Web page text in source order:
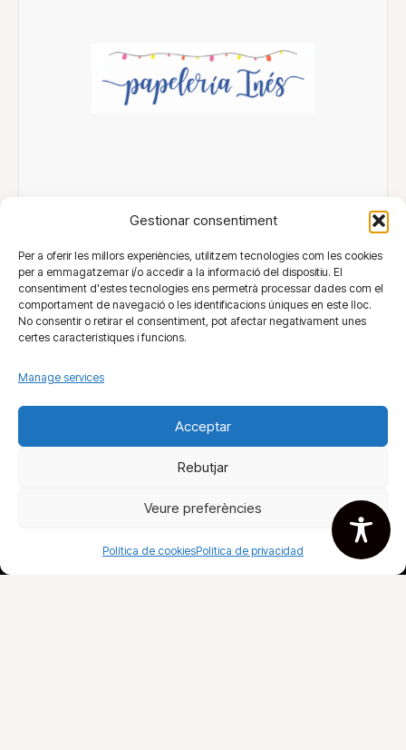
Gestionar consentiment
Per a oferir les millors experiències, utilitzem tecnologies com les cookies
per a emmagatzemar i/o accedir a la informació del dispositiu. El
consentiment d'estes tecnologies ens permetrà processar dades com el
comportament de navegació o les identificacions úniques en este lloc.
No consentir o retirar el consentiment, pot afectar negativament unes
certes característiques i funcions.
Manage services
Acceptar
Rebutjar
Veure preferències
Política de cookiesPolítica de privacidad
Llibreria Papereria Inés
Fira del llibre
Todos tus libros
Agremiados